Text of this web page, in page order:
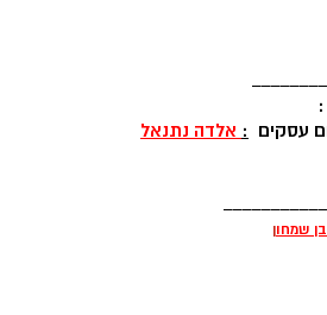
עסקים : אלדה נתנאל
שמחון